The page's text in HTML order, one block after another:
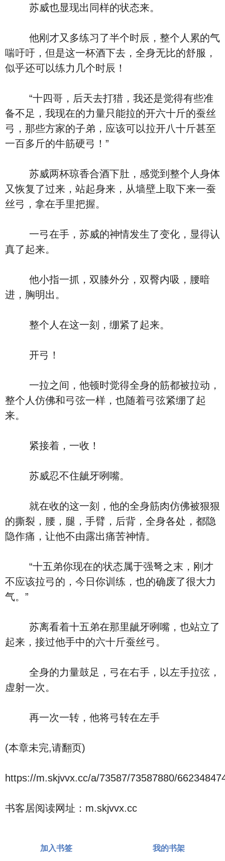
苏威也显现出同样的状态来。
他刚才又多练习了半个时辰，整个人累的气
喘吁吁，但是这一杯酒下去，全身无比的舒服，
似乎还可以练力几个时辰！
“十四哥，后天去打猎，我还是觉得有些准
备不足，我现在的力量只能拉的开六十斤的蚕丝
弓，那些方家的子弟，应该可以拉开八十斤甚至
一百多斤的牛筋硬弓！”
苏威两杯琼香合酒下肚，感觉到整个人身体
又恢复了过来，站起身来，从墙壁上取下来一蚕
丝弓，拿在手里把握。
一弓在手，苏威的神情发生了变化，显得认
真了起来。
他小指一抓，双膝外分，双臀内吸，腰暗
进，胸明出。
整个人在这一刻，绷紧了起来。
开弓！
一拉之间，他顿时觉得全身的筋都被拉动，
整个人仿佛和弓弦一样，也随着弓弦紧绷了起
来。
紧接着，一收！
苏威忍不住龇牙咧嘴。
就在收的这一刻，他的全身筋肉仿佛被狠狠
的撕裂，腰，腿，手臂，后背，全身各处，都隐
隐作痛，让他不由露出痛苦神情。
“十五弟你现在的状态属于强弩之末，刚才
不应该拉弓的，今日你训练，也的确废了很大力
气。”
苏离看着十五弟在那里龇牙咧嘴，也站立了
起来，接过他手中的六十斤蚕丝弓。
全身的力量鼓足，弓在右手，以左手拉弦，
虚射一次。
再一次一转，他将弓转在左手
(本章未完,请翻页)
https://m.skjvvx.cc/a/73587/73587880/
书客居阅读网址：m.skjvvx.cc
加入书签 我的书架